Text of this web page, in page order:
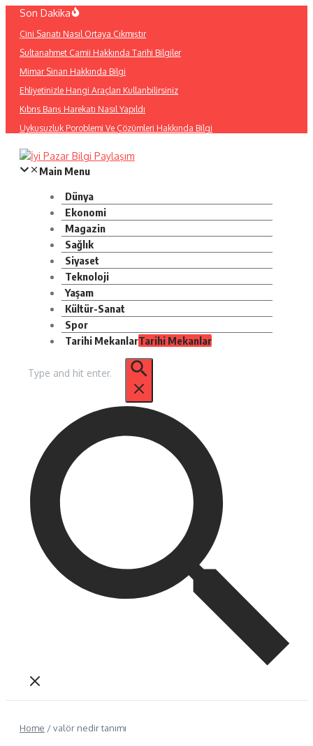
İçeriğe
Son Dakika
Çini Sanatı Nasıl Ortaya Çıkmıştır
Sultanahmet Camii Hakkında Tarihi Bilgiler
Mimar Sinan Hakkında Bilgi
Ehliyetinizle Hangi Araçları Kullanbilirsiniz
Kıbrıs Barış Harekatı Nasıl Yapıldı
Uykusuzluk Poroblemi Ve Çözümleri Hakkında Bilgi
Main Menu
Dünya
Ekonomi
Magazin
Sağlık
Siyaset
Teknoloji
Yaşam
Kültür-Sanat
Spor
Tarihi MekanlarTarihi Mekanlar
Home /valör nedir tanımı